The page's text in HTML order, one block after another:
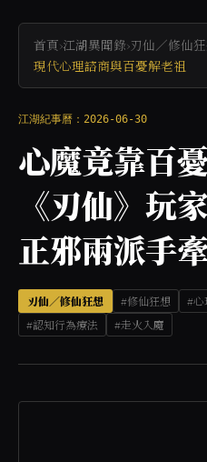
首頁›江湖異聞錄›刃仙／修仙
現代心理諮商與百憂解老祖
江湖紀事曆：2026-06-30
心魔竟靠百
《刃仙》玩
正邪兩派手
刃仙／修仙狂想 #修仙狂想 #心
#認知行為療法
#走火入魔